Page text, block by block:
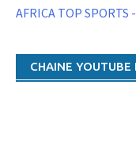
AFRICA TOP
CHAINE YOUTUBE